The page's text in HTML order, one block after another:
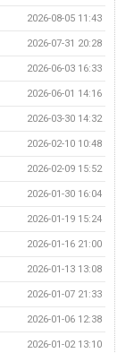
2026-08-05 11:43
2026-07-31 20:28
2026-06-03 16:33
2026-06-01 14:16
2026-03-30 14:32
2026-02-10 10:48
2026-02-09 15:52
2026-01-30 16:04
2026-01-19 15:24
2026-01-16 21:00
2026-01-13 13:08
2026-01-07 21:33
2026-01-06 12:38
2026-01-02 13:10